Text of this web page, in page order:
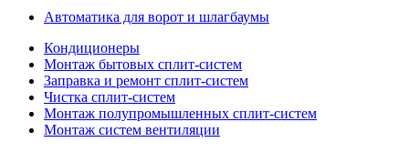
Автоматика для ворот и шлагбаумы
Кондиционеры
Монтаж бытовых сплит-систем
Заправка и ремонт сплит-систем
Чистка сплит-систем
Монтаж полупромышленных сплит-систем
Монтаж систем вентиляции